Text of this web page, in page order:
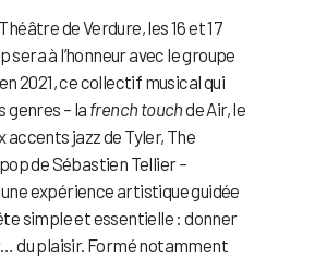
de Verdure, les 16 et 17
sera à l’honneur avec le groupe
2021, ce collectif musical qui
genres – la french touchde Air, le
accents jazz de Tyler, The
de Sébastien Tellier –
expérience artistique guidée
simple et essentielle : donner
du plaisir. Formé notamment